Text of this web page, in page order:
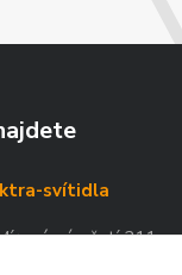
svítidla
náměstí 211